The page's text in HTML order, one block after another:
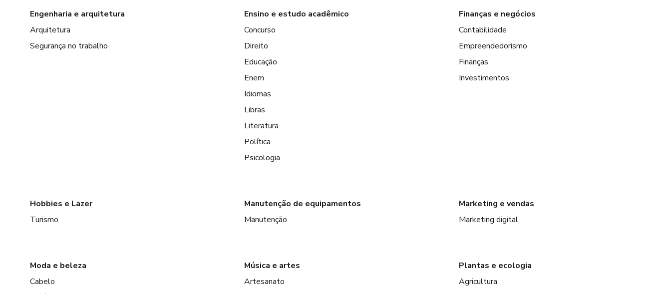
Engenharia e arquitetura
Arquitetura
Segurança no trabalho
Ensino e estudo acadêmico
Concurso
Direito
Educação
Enem
Idiomas
Libras
Literatura
Política
Psicologia
Finanças e negócios
Contabilidade
Empreendedorismo
Finanças
Investimentos
Hobbies e Lazer
Turismo
Manutenção de equipamentos
Manutenção
Marketing e vendas
Marketing digital
Moda e beleza
Cabelo
Música e artes
Artesanato
Plantas e ecologia
Agricultura